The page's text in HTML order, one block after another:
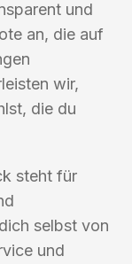
und
an, die auf
wir,
die du
steht für
selbst von
und